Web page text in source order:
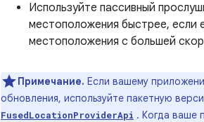
Используйте пассивный
местоположения быстрее, если
местоположения с большей
Примечание. Если вашему
обновления, используйте пакетную
FusedLocationProviderApi . Когда ваше